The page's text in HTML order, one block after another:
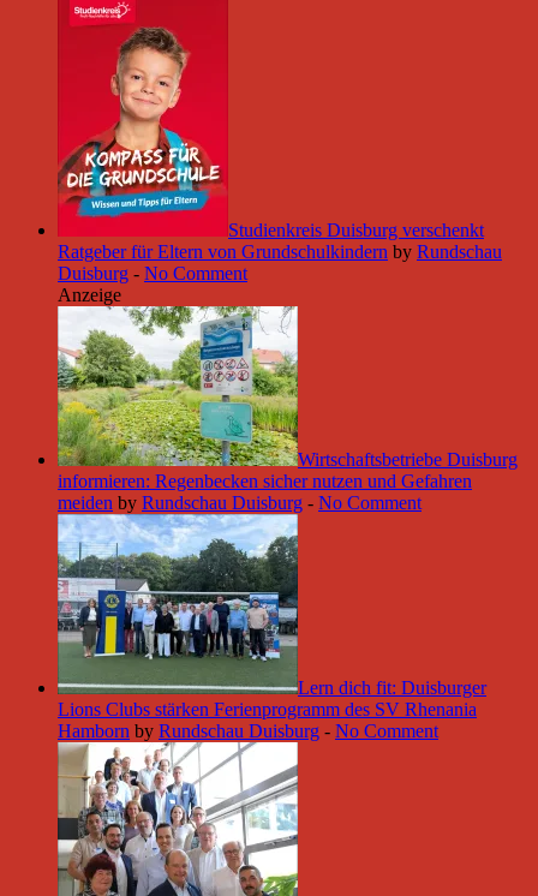
Studienkreis Duisburg verschenkt
Ratgeber für Eltern von Grundschulkindern by Rundschau
Duisburg - No Comment
Anzeige
Wirtschaftsbetriebe Duisburg
informieren: Regenbecken sicher nutzen und Gefahren
meiden by Rundschau Duisburg - No Comment
Lern dich fit: Duisburger
Lions Clubs stärken Ferienprogramm des SV Rhenania
Hamborn by Rundschau Duisburg - No Comment